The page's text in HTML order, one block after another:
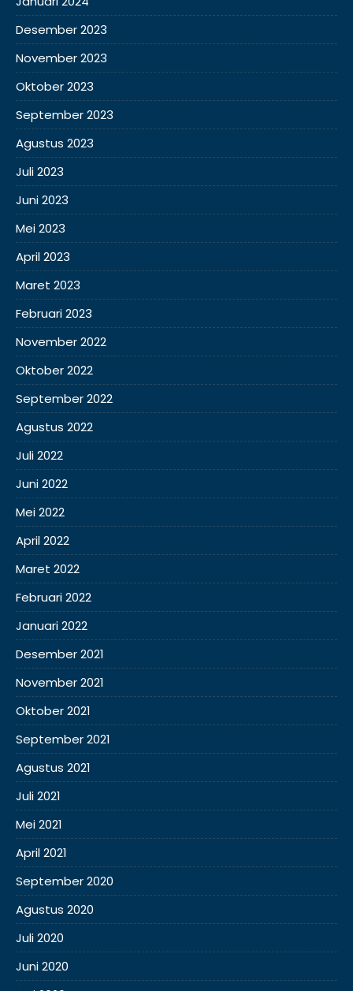
Desember 2023
November 2023
Oktober 2023
September 2023
Agustus 2023
Juli 2023
Juni 2023
Mei 2023
April 2023
Maret 2023
Februari 2023
November 2022
Oktober 2022
September 2022
Agustus 2022
Juli 2022
Juni 2022
Mei 2022
April 2022
Maret 2022
Februari 2022
Januari 2022
Desember 2021
November 2021
Oktober 2021
September 2021
Agustus 2021
Juli 2021
Mei 2021
April 2021
September 2020
Agustus 2020
Juli 2020
Juni 2020